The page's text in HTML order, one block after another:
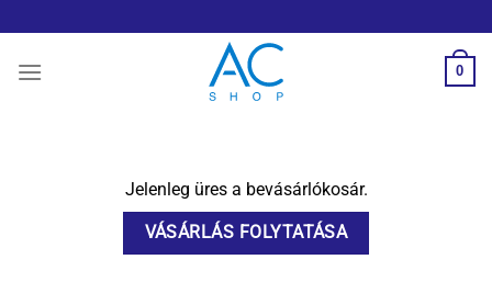
to
content
0
Jelenleg üres a bevásárlókosár.
VÁSÁRLÁS FOLYTATÁSA